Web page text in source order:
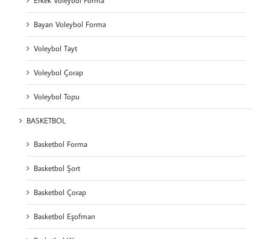
Bayan Voleybol Forma
Voleybol Tayt
Voleybol Çorap
Voleybol Topu
BASKETBOL
Basketbol Forma
Basketbol Şort
Basketbol Çorap
Basketbol Eşofman